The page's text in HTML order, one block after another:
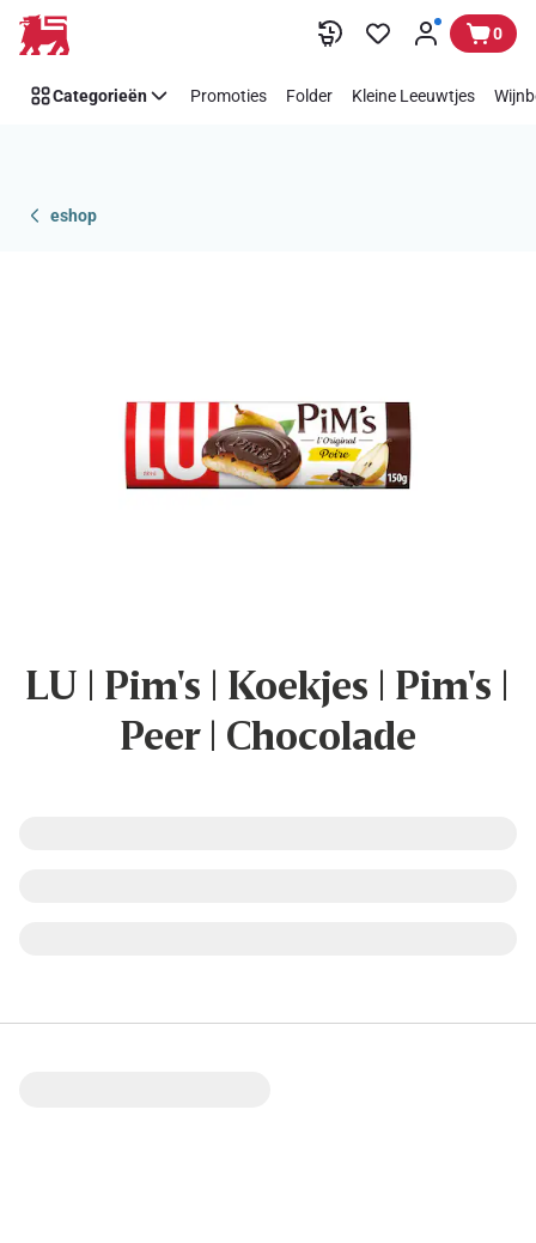
Overslaan 0
Categorieën Promoties Folder Kleine Leeuwtjes
eshop
LU | Pim's | Koekjes | Pim's |
Peer | Chocolade